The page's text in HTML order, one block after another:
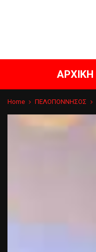
ΑΡΧΙΚΗ
Home ΠΕΛΟΠΟΝΝΗΣΟΣ